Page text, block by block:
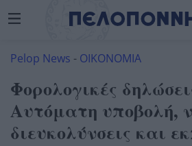
Pelop News - ΟΙΚΟΝΟΜΙΑ
Φορολογικές
Αυτόματη υποβολή,
διευκολύνσεις και